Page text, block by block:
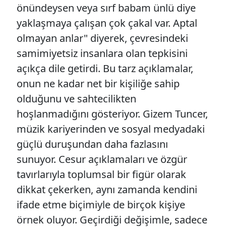
önündeysen veya sırf babam ünlü diye
yaklaşmaya çalışan çok çakal var. Aptal
olmayan anlar" diyerek, çevresindeki
samimiyetsiz insanlara olan tepkisini
açıkça dile getirdi. Bu tarz açıklamalar,
onun ne kadar net bir kişiliğe sahip
olduğunu ve sahtecilikten
hoşlanmadığını gösteriyor. Gizem Tuncer,
müzik kariyerinden ve sosyal medyadaki
güçlü duruşundan daha fazlasını
sunuyor. Cesur açıklamaları ve özgür
tavırlarıyla toplumsal bir figür olarak
dikkat çekerken, aynı zamanda kendini
ifade etme biçimiyle de birçok kişiye
örnek oluyor. Geçirdiği değişimle, sadece